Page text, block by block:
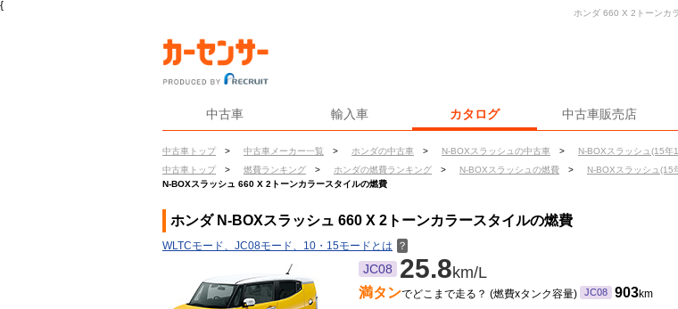
{
中古車 輸入車 カタログ 中古車販売店
中古車トップ > 中古車メーカー一覧 > ホンダの中古車 > N-BOXスラッシュの中古車 > N-BOXスラッシュ(15
中古車トップ
> 燃費ランキング > ホンダの燃費ランキング > N-BOXスラッシュの燃費 > N-BOXスラッシュ(15
N-BOXスラッシュ 660 X 2トーンカラースタイルの燃費
ホンダ 660 X 2トーンカ
ホンダ N-BOXスラッシュ 660 X 2トーンカラースタイルの燃費
WLTCモード、JC08モード、10・15モードとは ？
JC08 25.8km/L
満タンでどこまで走る？ (燃費xタンク容量) JC08 903km